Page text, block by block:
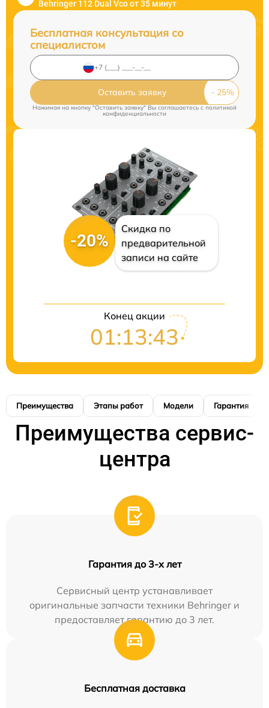
Behringer 112 Dual Vco от 35 минут
Бесплатная консультация со
специалистом
Оставить заявку
Нажимая на кнопку "Оставить заявку" Вы соглашаетесь cполитикой
конфиденциальности
-20%
Скидка по
предварительной
записи на сайте
Конец акции
01:13:42
Преимущества Этапы работ Модели Гарантия
Преимущества сервис-
центра
Гарантия до 3-х лет
Сервисный центр устанавливает
оригинальные запчасти техники Behringer и
предоставляет гарантию до 3 лет.
Бесплатная доставка